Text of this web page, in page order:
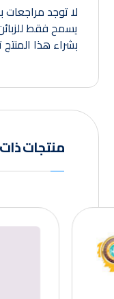
لا توجد مراجعات
يسمح فقط
بشراء هذا
منتجات